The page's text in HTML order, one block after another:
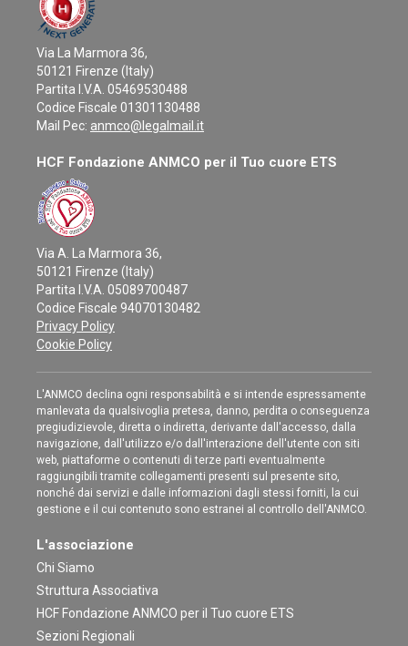
Via La Marmora 36,
50121 Firenze (Italy)
Partita I.V.A. 05469530488
Codice Fiscale 01301130488
Mail Pec: anmco@legalmail.it
HCF Fondazione ANMCO per il Tuo cuore ETS
Via A. La Marmora 36,
50121 Firenze (Italy)
Partita I.V.A. 05089700487
Codice Fiscale 94070130482
Privacy Policy
Cookie Policy
L'ANMCO declina ogni responsabilità e si intende espressamente
manlevata da qualsivoglia pretesa, danno, perdita o conseguenza
pregiudizievole, diretta o indiretta, derivante dall'accesso, dalla
navigazione, dall'utilizzo e/o dall'interazione dell'utente con siti
web, piattaforme o contenuti di terze parti eventualmente
raggiungibili tramite collegamenti presenti sul presente sito,
nonché dai servizi e dalle informazioni dagli stessi forniti, la cui
gestione e il cui contenuto sono estranei al controllo dell'ANMCO.
L'associazione
Chi Siamo
Struttura Associativa
HCF Fondazione ANMCO per il Tuo cuore ETS
Sezioni Regionali